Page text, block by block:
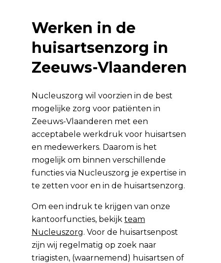
Werken in de
huisartsenzorg in
Zeeuws-Vlaanderen
Nucleuszorg wil voorzien in de best
mogelijke zorg voor patiënten in
Zeeuws-Vlaanderen met een
acceptabele werkdruk voor huisartsen
en medewerkers. Daarom is het
mogelijk om binnen verschillende
functies via Nucleuszorg je expertise in
te zetten voor en in de huisartsenzorg.
Om een indruk te krijgen van onze
kantoorfuncties, bekijk team
Nucleuszorg. Voor de huisartsenpost
zijn wij regelmatig op zoek naar
triagisten, (waarnemend) huisartsen of